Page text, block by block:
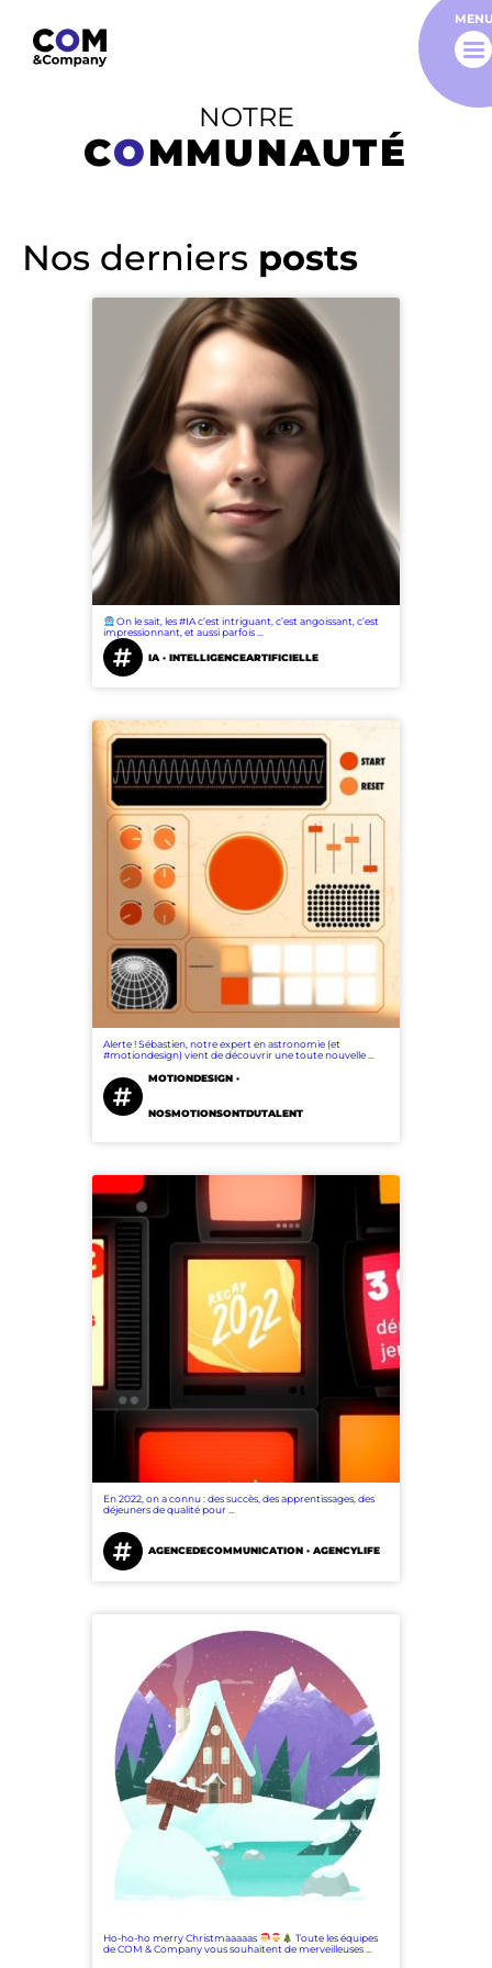
NOTRE
COMMUNAUTÉ
Nos derniers posts
On le sait, les #IA c’est intriguant, c’est angoissant, c’est
impressionnant, et aussi parfois …
IA · INTELLIGENCEARTIFICIELLE
Alerte ! Sébastien, notre expert en astronomie (et
#motiondesign) vient de découvrir une toute nouvelle …
MOTIONDESIGN ·
NOSMOTIONSONTDUTALENT
En 2022, on a connu : des succès, des apprentissages, des
déjeuners de qualité pour …
AGENCEDECOMMUNICATION · AGENCYLIFE
Ho-ho-ho merry Christmaaaaas
Toute les équipes
de COM & Company vous souhaitent de merveilleuses …